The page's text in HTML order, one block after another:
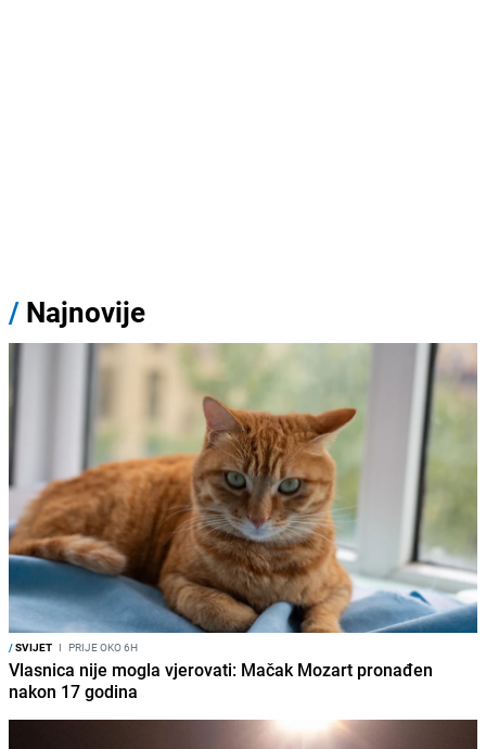
/ Najnovije
/SVIJET I PRIJE OKO 6H
Vlasnica nije mogla vjerovati: Mačak Mozart pronađen
nakon 17 godina